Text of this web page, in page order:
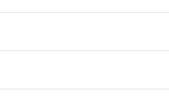
いただき、同意のうえご利
び標準価格照会結果は、記載
：
水銀(Hg) 1000ppm以下、 カドミウム
下、フタル酸ジイソブチル (DIBP)
料含有率が中国RoHSの基準
料含有率が中国RoHSの基準
。当社販売部門へお問い合
たは国外への提供する場合は
物を破棄する場合は、完全に